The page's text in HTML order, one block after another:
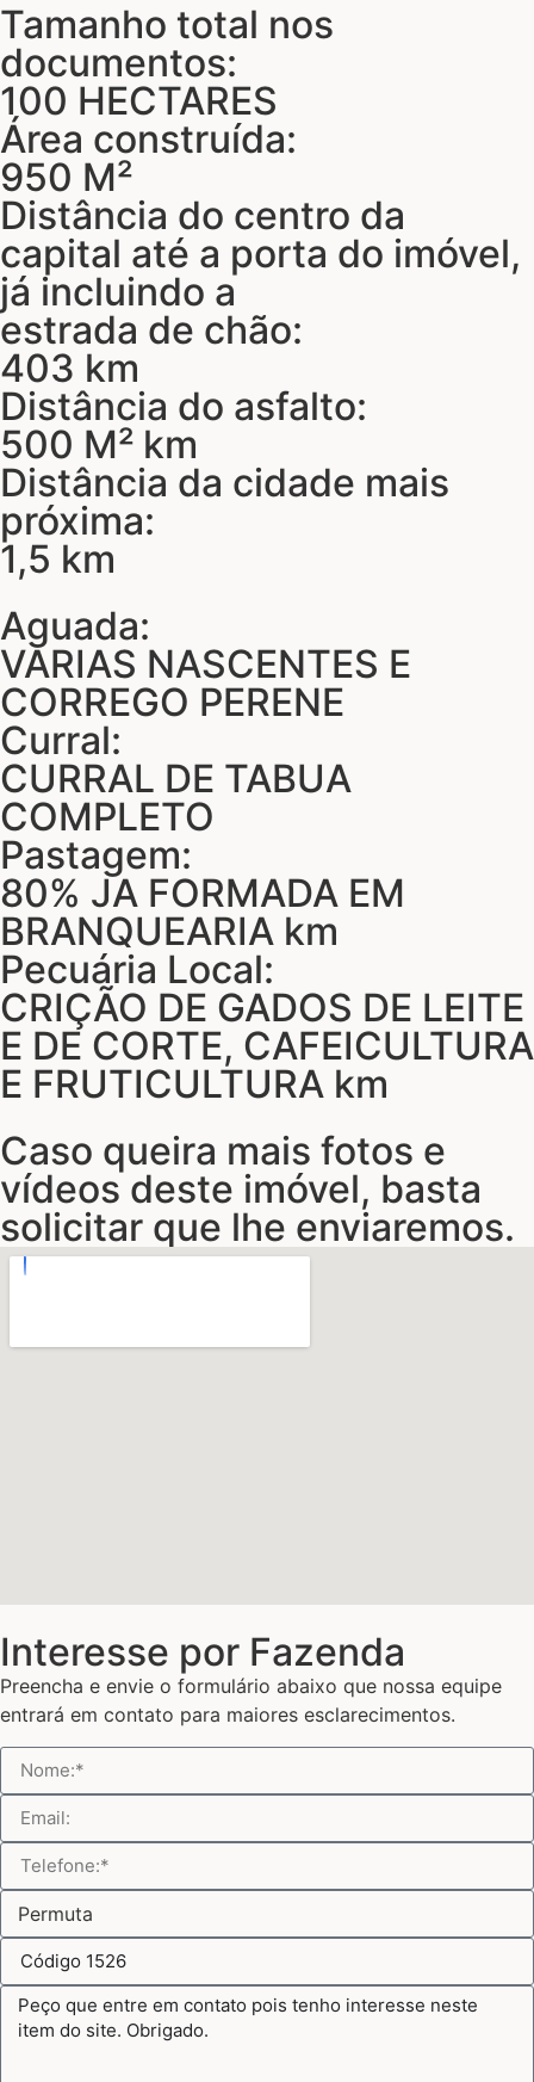
Tamanho total nos
documentos:
100 HECTARES
Área construída:
950 M²
Distância do centro da
capital até a porta do imóvel,
já incluindo a
estrada de chão:
403 km
Distância do asfalto:
500 M² km
Distância da cidade mais
próxima:
1,5 km
Aguada:
VARIAS NASCENTES E
CORREGO PERENE
Curral:
CURRAL DE TABUA
COMPLETO
Pastagem:
80% JA FORMADA EM
BRANQUEARIA km
Pecuária Local:
CRIÇÃO DE GADOS DE LEITE
E DE CORTE, CAFEICULTURA
E FRUTICULTURA km
Caso queira mais fotos e
vídeos deste imóvel, basta
solicitar que lhe enviaremos.
Interesse por Fazenda
Preencha e envie o formulário abaixo que nossa equipe
entrará em contato para maiores esclarecimentos.